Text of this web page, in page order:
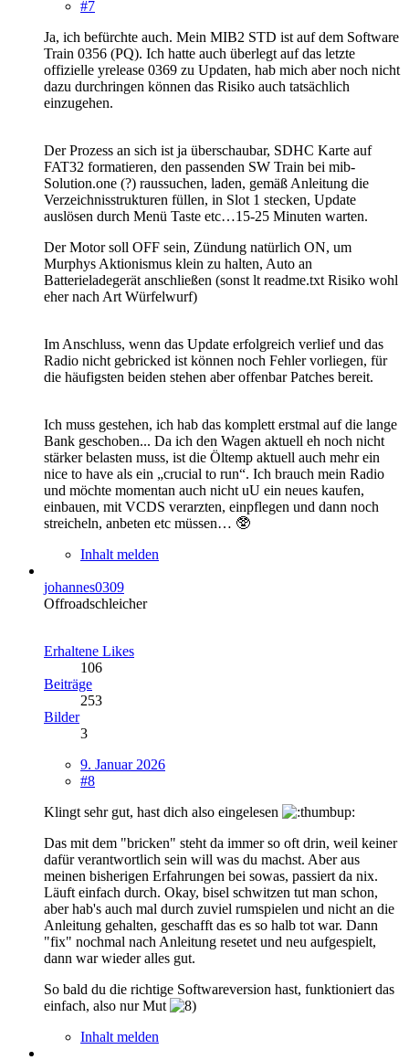
#7
Ja, ich befürchte auch. Mein MIB2 STD ist auf dem Software
Train 0356 (PQ). Ich hatte auch überlegt auf das letzte
offizielle yrelease 0369 zu Updaten, hab mich aber noch nicht
dazu durchringen können das Risiko auch tatsächlich
einzugehen.
Der Prozess an sich ist ja überschaubar, SDHC Karte auf
FAT32 formatieren, den passenden SW Train bei mib-
Solution.one (?) raussuchen, laden, gemäß Anleitung die
Verzeichnisstrukturen füllen, in Slot 1 stecken, Update
auslösen durch Menü Taste etc…15-25 Minuten warten.
Der Motor soll OFF sein, Zündung natürlich ON, um
Murphys Aktionismus klein zu halten, Auto an
Batterieladegerät anschließen (sonst lt readme.txt Risiko wohl
eher nach Art Würfelwurf)
Im Anschluss, wenn das Update erfolgreich verlief und das
Radio nicht gebricked ist können noch Fehler vorliegen, für
die häufigsten beiden stehen aber offenbar Patches bereit.
Ich muss gestehen, ich hab das komplett erstmal auf die lange
Bank geschoben... Da ich den Wagen aktuell eh noch nicht
stärker belasten muss, ist die Öltemp aktuell auch mehr ein
nice to have als ein „crucial to run“. Ich brauch mein Radio
und möchte momentan auch nicht uU ein neues kaufen,
einbauen, mit VCDS verarzten, einpflegen und dann noch
streicheln, anbeten etc müssen… 🥸
Inhalt melden
johannes0309
Offroadschleicher
Erhaltene Likes
106
Beiträge
253
Bilder
3
9. Januar 2026
#8
Klingt sehr gut, hast dich also eingelesen
Das mit dem "bricken" steht da immer so oft drin, weil keiner
dafür verantwortlich sein will was du machst. Aber aus
meinen bisherigen Erfahrungen bei sowas, passiert da nix.
Läuft einfach durch. Okay, bisel schwitzen tut man schon,
aber hab's auch mal durch zuviel rumspielen und nicht an die
Anleitung gehalten, geschafft das es so halb tot war. Dann
"fix" nochmal nach Anleitung resetet und neu aufgespielt,
dann war wieder alles gut.
So bald du die richtige Softwareversion hast, funktioniert das
einfach, also nur Mut
Inhalt melden